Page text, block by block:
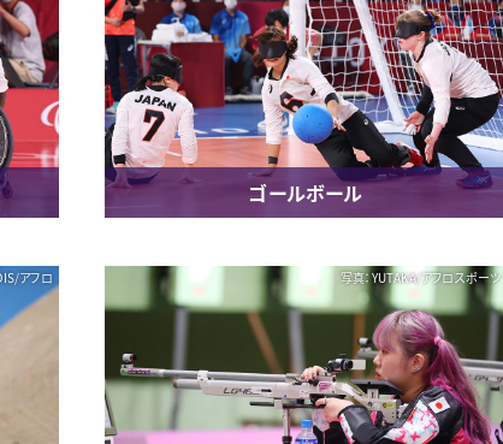
ゴールボール
アフロ 写真：YUTAKA/アフロスポーツ